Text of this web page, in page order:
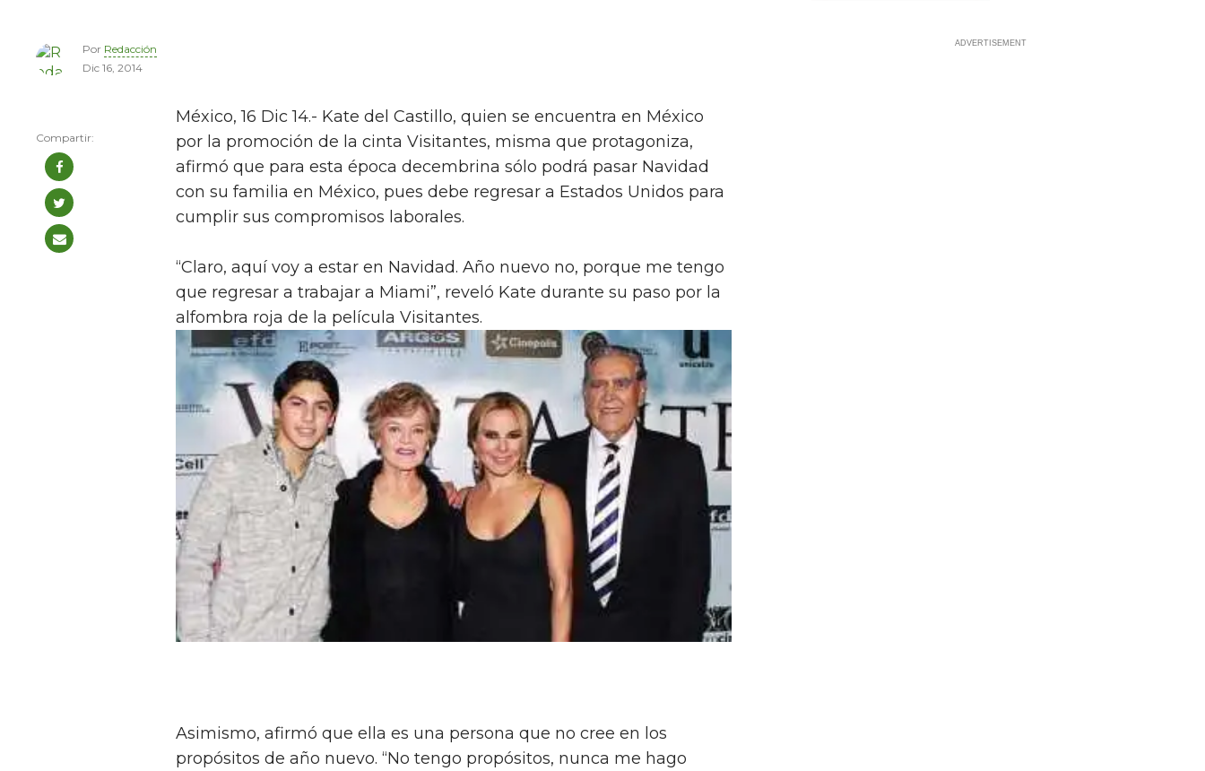
Por Redacción
Dic 16, 2014
México, 16 Dic 14.- Kate del Castillo, quien se encuentra en México
por la promoción de la cinta Visitantes, misma que protagoniza,
afirmó que para esta época decembrina sólo podrá pasar Navidad
con su familia en México, pues debe regresar a Estados Unidos para
cumplir sus compromisos laborales.
“Claro, aquí voy a estar en Navidad. Año nuevo no, porque me tengo
que regresar a trabajar a Miami”, reveló Kate durante su paso por la
alfombra roja de la película Visitantes.
Asimismo, afirmó que ella es una persona que no cree en los
propósitos de año nuevo. “No tengo propósitos, nunca me hago